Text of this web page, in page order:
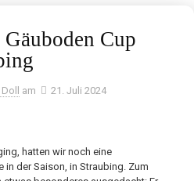
Cup
am 21. Juli 2024
hatten wir noch eine
in der Saison, in Straubing. Zum